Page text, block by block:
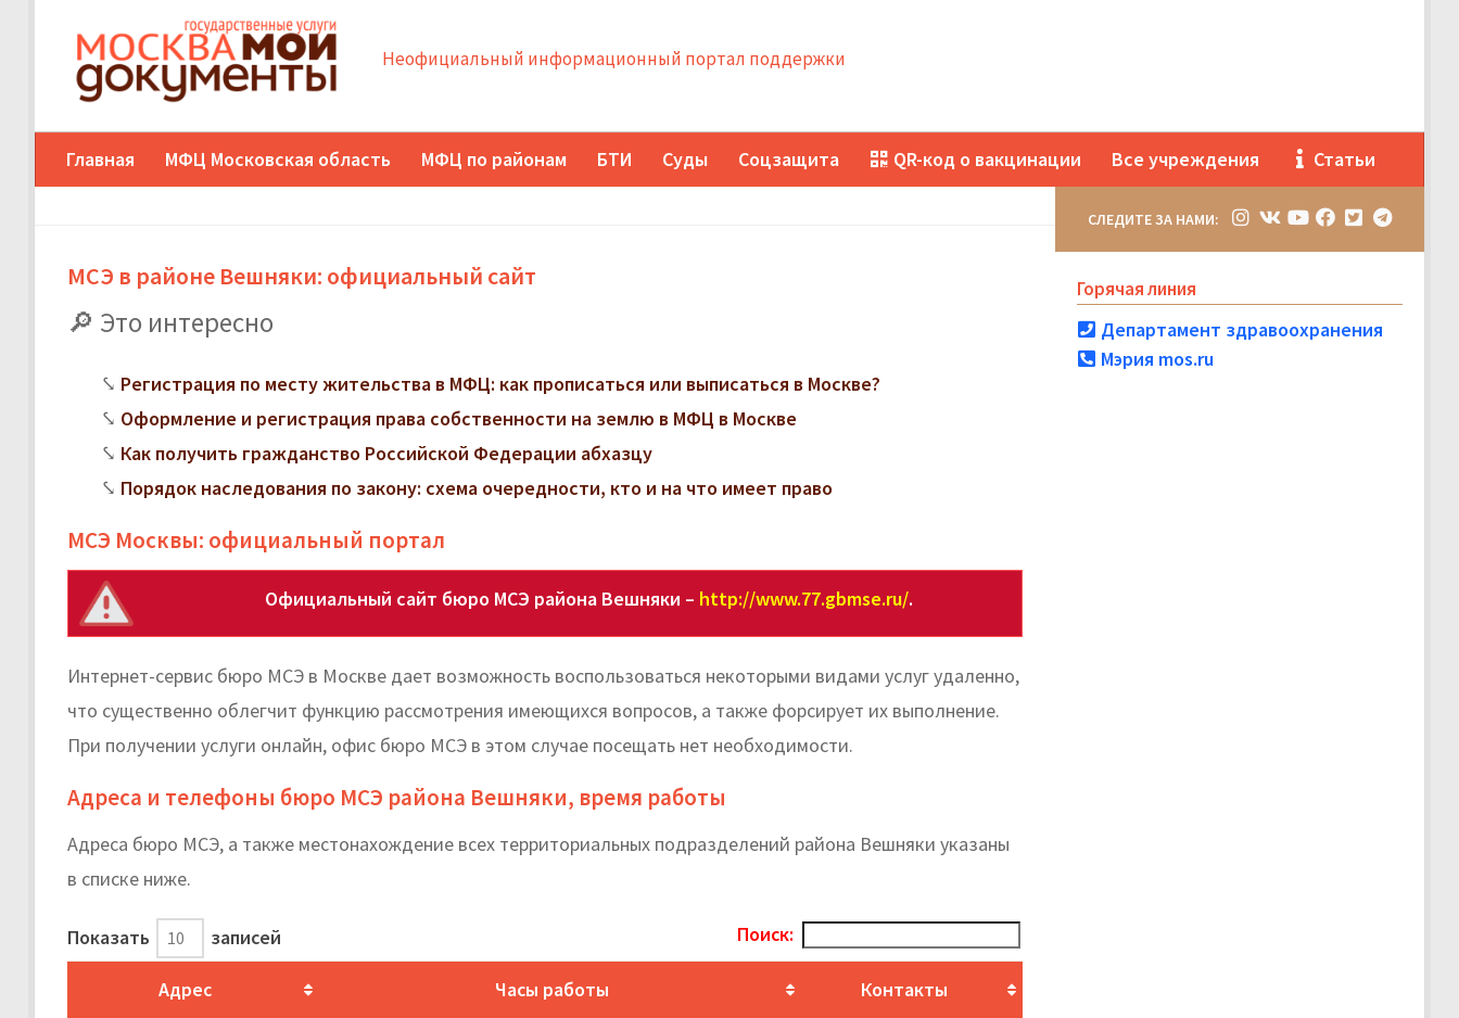
Неофициальный информационный портал поддержки
Главная МФЦ Московская область МФЦ по районам БТИ Суды Соцзащита QR-код о вакцинации Все учреждения Статьи
МСЭ в районе Вешняки: официальный сайт
Это интересно
Регистрация по месту жительства в МФЦ: как прописаться или выписаться в Москве?
Оформление и регистрация права собственности на землю в МФЦ в Москве
Как получить гражданство Российской Федерации абхазцу
Порядок наследования по закону: схема очередности, кто и на что имеет право
МСЭ Москвы: официальный портал
Официальный сайт бюро МСЭ района Вешняки – http://www.77.gbmse.ru/.
Интернет-сервис бюро МСЭ в Москве дает возможность воспользоваться некоторыми видами услуг удаленно,
что существенно облегчит функцию рассмотрения имеющихся вопросов, а также форсирует их выполнение.
При получении услуги онлайн, офис бюро МСЭ в этом случае посещать нет необходимости.
Адреса и телефоны бюро МСЭ района Вешняки, время работы
Адреса бюро МСЭ, а также местонахождение всех территориальных подразделений района Вешняки указаны
в списке ниже.
Показать записей Поиск:
Адрес Часы работы Контакты
СЛЕДИТЕ ЗА НАМИ:
Горячая линия
Департамент здравоохранения
Мэрия mos.ru